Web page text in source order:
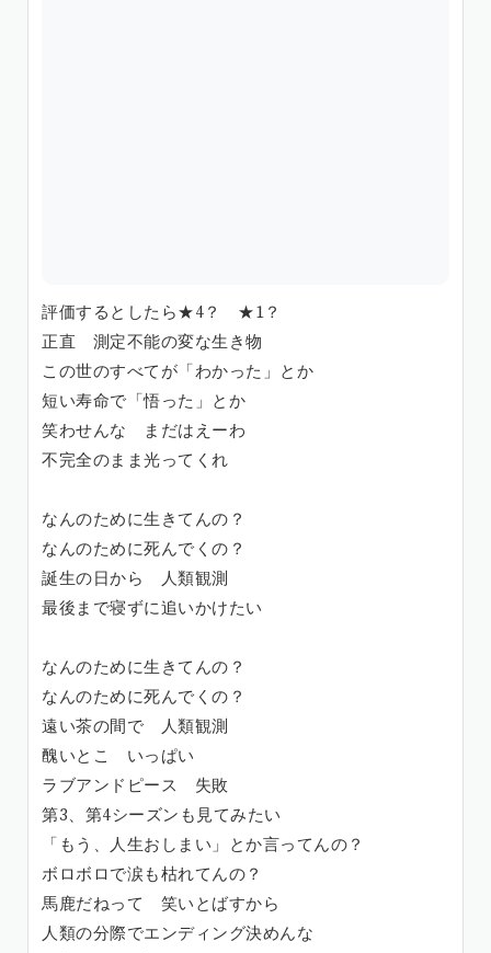
評価するとしたら★4？ ★1？
正直 測定不能の変な生き物
この世のすべてが「わかった」とか
短い寿命で「悟った」とか
笑わせんな まだはえーわ
不完全のまま光ってくれ
なんのために生きてんの？
なんのために死んでくの？
誕生の日から 人類観測
最後まで寝ずに追いかけたい
なんのために生きてんの？
なんのために死んでくの？
遠い茶の間で 人類観測
醜いとこ いっぱい
ラブアンドピース 失敗
第3、第4シーズンも見てみたい
「もう、人生おしまい」とか言ってんの？
ボロボロで涙も枯れてんの？
馬鹿だねって 笑いとばすから
人類の分際でエンディング決めんな